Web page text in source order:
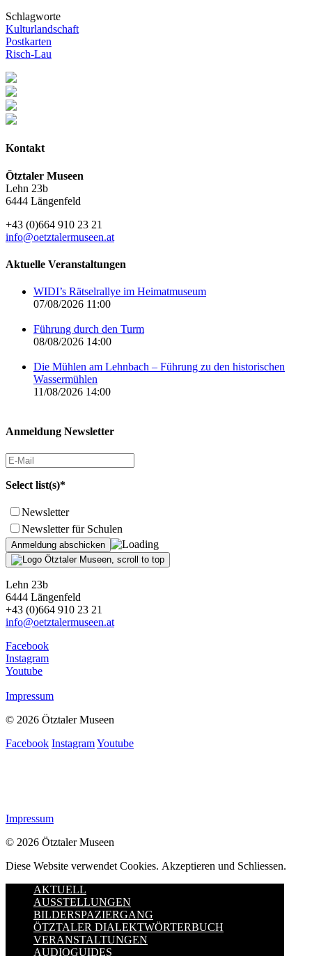
Schlagworte
Kulturlandschaft
Postkarten
Risch-Lau
Kontakt
Ötztaler Museen
Lehn 23b
6444 Längenfeld
+43 (0)664 910 23 21
info@oetztalermuseen.at
Aktuelle Veranstaltungen
WIDI’s Rätselrallye im Heimatmuseum
07/08/2026 11:00
Führung durch den Turm
08/08/2026 14:00
Die Mühlen am Lehnbach – Führung zu den historischen
Wassermühlen
11/08/2026 14:00
Anmeldung Newsletter
Select list(s)*
Newsletter
Newsletter für Schulen
Lehn 23b
6444 Längenfeld
+43 (0)664 910 23 21
info@oetztalermuseen.at
Facebook
Instagram
Youtube
Impressum
© 2026 Ötztaler Museen
Facebook InstagramYoutube
Impressum
© 2026 Ötztaler Museen
Diese Website verwendet Cookies. Akzeptieren und Schliessen.
AKTUELL
AUSSTELLUNGEN
BILDERSPAZIERGANG
ÖTZTALER DIALEKTWÖRTERBUCH
VERANSTALTUNGEN
AUDIOGUIDES